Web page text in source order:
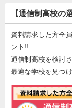
【通信制高校の
資料請求した方全
ント!!
通信制高校を検討
最適な学校を見つ